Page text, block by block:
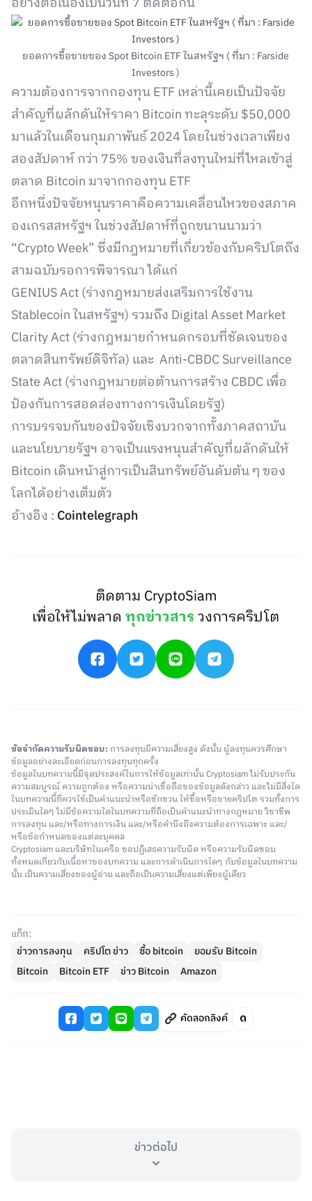
ยอดการซื้อขายของ Spot Bitcoin ETF ในสหรัฐฯ ( ที่มา : Farside
Investors )
ความต้องการจากกองทุน ETF เหล่านี้เคยเป็นปัจจัย
สำคัญที่ผลักดันให้ราคา Bitcoin ทะลุระดับ $50,000
มาแล้วในเดือนกุมภาพันธ์ 2024 โดยในช่วงเวลาเพียง
สองสัปดาห์ กว่า 75% ของเงินที่ลงทุนใหม่ที่ไหลเข้าสู่
ตลาด Bitcoin มาจากกองทุน ETF
อีกหนึ่งปัจจัยหนุนราคาคือความเคลื่อนไหวของสภาค
องเกรสสหรัฐฯ ในช่วงสัปดาห์ที่ถูกขนานนามว่า
“Crypto Week” ซึ่งมีกฎหมายที่เกี่ยวข้องกับคริปโตถึง
สามฉบับรอการพิจารณา ได้แก่
GENIUS Act (ร่างกฎหมายส่งเสริมการใช้งาน
Stablecoin ในสหรัฐฯ) รวมถึง Digital Asset Market
Clarity Act (ร่างกฎหมายกำหนดกรอบที่ชัดเจนของ
ตลาดสินทรัพย์ดิจิทัล) และ Anti-CBDC Surveillance
State Act (ร่างกฎหมายต่อต้านการสร้าง CBDC เพื่อ
ป้องกันการสอดส่องทางการเงินโดยรัฐ)
การบรรจบกันของปัจจัยเชิงบวกจากทั้งภาคสถาบัน
และนโยบายรัฐฯ อาจเป็นแรงหนุนสำคัญที่ผลักดันให้
Bitcoin เดินหน้าสู่การเป็นสินทรัพย์อันดับต้น ๆ ของ
โลกได้อย่างเต็มตัว
อ้างอิง : Cointelegraph
ติดตาม CryptoSiam
เพื่อให้ไม่พลาดทุกข่าวสารวงการคริปโต
ข้อจำกัดความรับผิดชอบ: การลงทุนมีความเสี่ยงสูง ดังนั้น ผู้ลงทุนควรศึกษา
ข้อมูลอย่างละเอียดก่อนการลงทุนทุกครั้ง
ข้อมูลในบทความนี้มีจุดประสงค์ในการให้ข้อมูลเท่านั้น Cryptosiam ไม่รับประกัน
ความสมบูรณ์ ความถูกต้อง หรือความน่าเชื่อถือของข้อมูลดังกล่าว และไม่มีสิ่งใด
ในบทความนี้ที่ควรใช้เป็นคำแนะนำหรือชักชวน ให้ซื้อหรือขายคริปโต รวมทั้งการ
ประเมินใดๆ ไม่มีข้อความใดในบทความที่ถือเป็นคำแนะนำทางกฎหมาย วิชาชีพ
การลงทุน และ/หรือทางการเงิน และ/หรือคำนึงถึงความต้องการเฉพาะ และ/
หรือข้อกำหนดของแต่ละบุคคล
Cryptosiam และบริษัทในเครือ ขอปฏิเสธความรับผิด หรือความรับผิดชอบ
ทั้งหมดเกี่ยวกับเนื้อหาของบทความ และการดำเนินการใดๆ กับข้อมูลในบทความ
นั้น เป็นความเสี่ยงของผู้อ่าน และถือเป็นความเสี่ยงแต่เพียงผู้เดียว
แท็ก:
ข่าวการลงทุน
คริปโต ข่าว ซื้อ bitcoin
ยอมรับ Bitcoin
Bitcoin
Bitcoin ETF ข่าว Bitcoin Amazon
คัดลอกลิงค์
ข่าวต่อไป